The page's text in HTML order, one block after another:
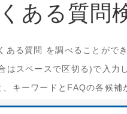
ある質問
る質問 を調べることができ
はスペースで区切る)で入力
キーワードとFAQの各候補